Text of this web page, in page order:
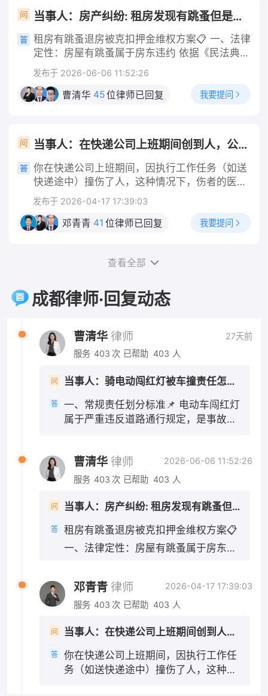
判定同等责任。 即便机动车无任何违法，交强险
依然会优先赔付伤者损失。 二、赔偿规则（重
点，你是电动车一方） 1. 交强险无责赔付规则
机动车交强险不分责任比例，先全额赔付：医疗
医疗费，基本可以由对方交强险全额承担，不用
按责任比例折算。 只有超出交强险限额的部分，
才按照双方责任比例划分承担。 2. 损失承担顺
你自行承担。 车辆维修费：机动车的车损，会按
阶段，你这边实操做法 1. 固定全部证据 保存路
口监控线索、就医病历、检查报告、医疗票据；
向交警提出：机动车行经路口未尽观察、减速注
意义务，请求适当降低自身责任比例。 2. 责任
认定抗辩要点 闯红灯是主要过错，但机动车通过
动车承担次要责任，不要申请全责认定。 3. 不
要轻易自认全责 一旦认定电动车全责，你所有医
维修费用。 四、责任认定几种常见结果 1. 电动
车全责：你承担全部损失，同时赔偿机动车修车
动车主责70%、机动车次责30%：交强险全额赔
付医疗费用，超出部分机动车方承担30%。这是
存在明显超速等严重违法情形才会出现，概率很
强险赔付范围内，即便你是主要责任，个人额外
支出并不会太多；对事故认定书不服，可在收到
当事人：房产纠纷: 租房发现有跳蚤但是签了合同想退房房东不退押金还扣一千
租房有跳蚤退房被克扣押金维权方案📋 一、法律
定性：房屋有跳蚤属于房东违约 依据《民法典》
第七百零八条、第七百一十二条：出租人应当保
证租赁房屋适宜居住，无卫生虫害问题，屋内大
面积滋生跳蚤，达不到正常居住标准，属于出租
依据。 核心举证要点（优先留存证据） 1. 虫害
实景证据：房屋跳蚤实拍视频、照片、消杀沟通
记录、除虫消费票据； 2. 沟通记录：和房东反
映跳蚤问题、提出退房的微信/短信/通话录音；
租金付款截图。 二、分步维权操作 1. 先行书面
协商（成本最低） 向房东发送文字催告（微信/
短信留痕），参考话术： 依据民法典规定，出租
约，现正式解除租赁合同，请于3日内全额退还
依据，逾期不退我将向住建部门投诉并提起诉
讼。 2. 行政投诉（协商无果后） - 12345政务
监管介入调解； - 属地街道办/社区人民调解委
员会：现场申请人民调解，免费组织双方协商退
费。 3. 司法途径（投诉调解无效） 1. 小额诉
人民法院小程序提交立案，诉讼费极低（标的1
万内诉讼费50元）； 2. 申请仲裁：若租赁合同
约定仲裁条款，按约定提起仲裁。 三、⚠️关键
避坑提醒 1. 不要擅自弃房失联：退房时做好房屋
2. 房东不得以“签完合同即不能退租”抗辩：合同
履行前提是房屋符合居住条件，房东先违约在
先，租客法定解约权不受签约约束； 3. 若房东
东，房东无法举证则扣款无效。 需要我帮你草拟
一份发给房东的正式催告短信文案吗？
发布于 2026-06-06 11:52:26
曹清华 45位律师已回复 我要提问
当事人：在快递公司上班期间创到人，公司需不需要报一些医药费 帮问助手：是否在工作任务中撞人？ 当事人：是工作任务 帮问助手：伤者医药费花了多少？ 当事人：几千元
你在快递公司上班期间，因执行工作任务（如送
快递途中）撞伤了人，这种情况下，伤者的医药
费应当由快递公司承担，而不是由你个人承担。
这是法律的明确规定，法律依据是《中华人民共
和国民法典》第一千一百九十一条第一款："用
的是"替代责任"，不问你有没有错 需要特别说明
事。根据法律规定，用人单位承担的是无过错替
代责任——也就是说，只要你是在执行工作任务
的过错，公司都要承担赔偿责任，这是法律的强
制性规定。 二、"工作任务"的认定是关键 你提
到"是工作任务"，这一点非常重要。根据法律规
定和司法实践，判断是否属于"执行工作任务"，
主要看以下几点：事故发生时你是否正在为单位
工作、是否受单位管理、是否在执行单位指派的
任务。快递员在送快递途中发生交通事故，通常
际上是在为单位工作、接受单位管理，法院通常
会认定构成事实上的劳动关系或劳务关系，公司
不能以"不是正式员工"为由免责。 此外，如果快
递公司为车辆或员工投保了商业第三者责任险
（包括交强险等），应首先由保险公司在保险合
同约定的范围内先行赔付，不足部分再由用人单
位承担赔偿责任。伤者医药费几千元，通常在保
险理赔范围内，应先走保险理赔程序。 三、公司
问题。《民法典》第一千一百九十一条同时规
定，用人单位承担侵权责任后，可以向有故意或
者重大过失的工作人员追偿。 也就是说，如果这
次事故中你有故意或重大过失，比如故意撞人、
醉酒驾驶、严重违反交通规则导致事故等，那么
公司在赔偿伤者之后，可以向你追索部分或全部
赔偿款。但如果你只有一般过失（比如正常的驾
驶失误、轻微违反交规但未达到重大过失程
发布于 2026-04-17 17:39:03
邓青青 41 位律师已回复 我要提问
查看全部
成都律师·回复动态
曹清华 律师
27天前
服务 403 次 已帮助 403 人
问 当事人：骑电动闯红灯被车撞责任怎么划分 帮问助手：你是哪一方？ 当事人：骑电动车方 帮问助手：报警了吗？认定书出了吗？责任怎么划分的？ 当事人：已报未定责 帮问助手：有没有人受伤？车损严重吗？ 当事人：有人受伤 帮问助手：伤到哪了？医疗费大概花了多少？ 当事人：轻伤
答
一、常规责任划分标准📌 电动车闯红灯
属于严重违反道路通行规定，是事故主
责（70%及以上），机动车次责（30%
以内），多数情况划定电动车全责；
时等过错：电动车主要责任，机动车次
动车无任何违法，交强险依然会优先赔
付伤者损失。 二、赔偿规则（重点，
赔付：医疗费1.8万限额、伤残相关损失
18万限额。你的轻伤医疗费，基本可以
例折算。 只有超出交强险限额的部分，
才按照双方责任比例划分承担。 2. 损
失承担顺序 交强险先行赔付 → 不足部
分，由机动车商业三者险按次要责任比
曹清华 律师
2026-06-06 11:52:26
服务 403 次 已帮助 403 人
问 当事人：房产纠纷: 租房发现有跳蚤但是签了合同想退房房东不退押金还扣一千
答
租房有跳蚤退房被克扣押金维权方案📋
一、法律定性：房屋有跳蚤属于房东违
适宜居住，无卫生虫害问题，屋内大面
积滋生跳蚤，达不到正常居住标准，属
主张解除租赁合同、全额退还押金，房
东无故扣除1000元无合法依据。 核心
举证要点（优先留存证据） 1. 虫害实景
证据：房屋跳蚤实拍视频、照片、消杀
邓青青 律师
2026-04-17 17:39:03
服务 403 次 已帮助 403 人
问 当事人：在快递公司上班期间创到人，公司需不需要报一些医药费 帮问助手：是否在工作任务中撞人？ 当事人：是工作任务 帮问助手：伤者医药费花了多少？ 当事人：几千元
答
你在快递公司上班期间，因执行工作任
务（如送快递途中）撞伤了人，这种情